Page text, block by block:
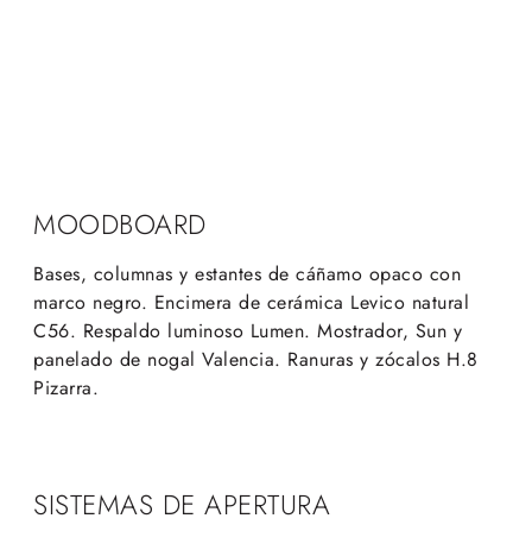
MOODBOARD
Bases, columnas y estantes de cáñamo opaco con
marco negro. Encimera de cerámica Levico natural
C56. Respaldo luminoso Lumen. Mostrador, Sun y
panelado de nogal Valencia. Ranuras y zócalos H.8
Pizarra.
SISTEMAS DE APERTURA